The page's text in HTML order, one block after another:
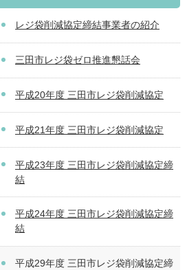
レジ袋削減協定締結事業者の紹介
三田市レジ袋ゼロ推進懇話会
平成20年度 三田市レジ袋削減協定
平成21年度 三田市レジ袋削減協定
平成23年度 三田市レジ袋削減協定締
結
平成24年度 三田市レジ袋削減協定締
結
平成29年度 三田市レジ袋削減協定締